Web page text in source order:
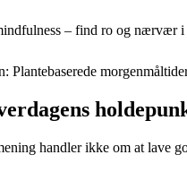
– find ro og nærvær i
Plantebaserede
handler ikke om at lave